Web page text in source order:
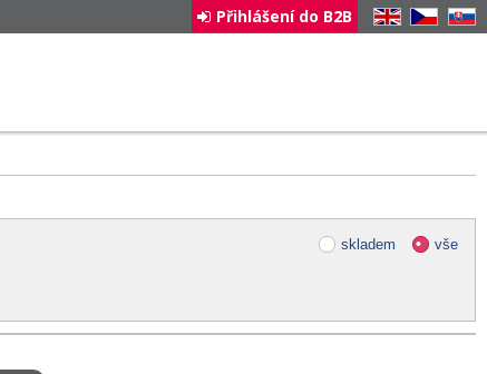
EN CZ SK
Přihlášení do B2B
skladem vše